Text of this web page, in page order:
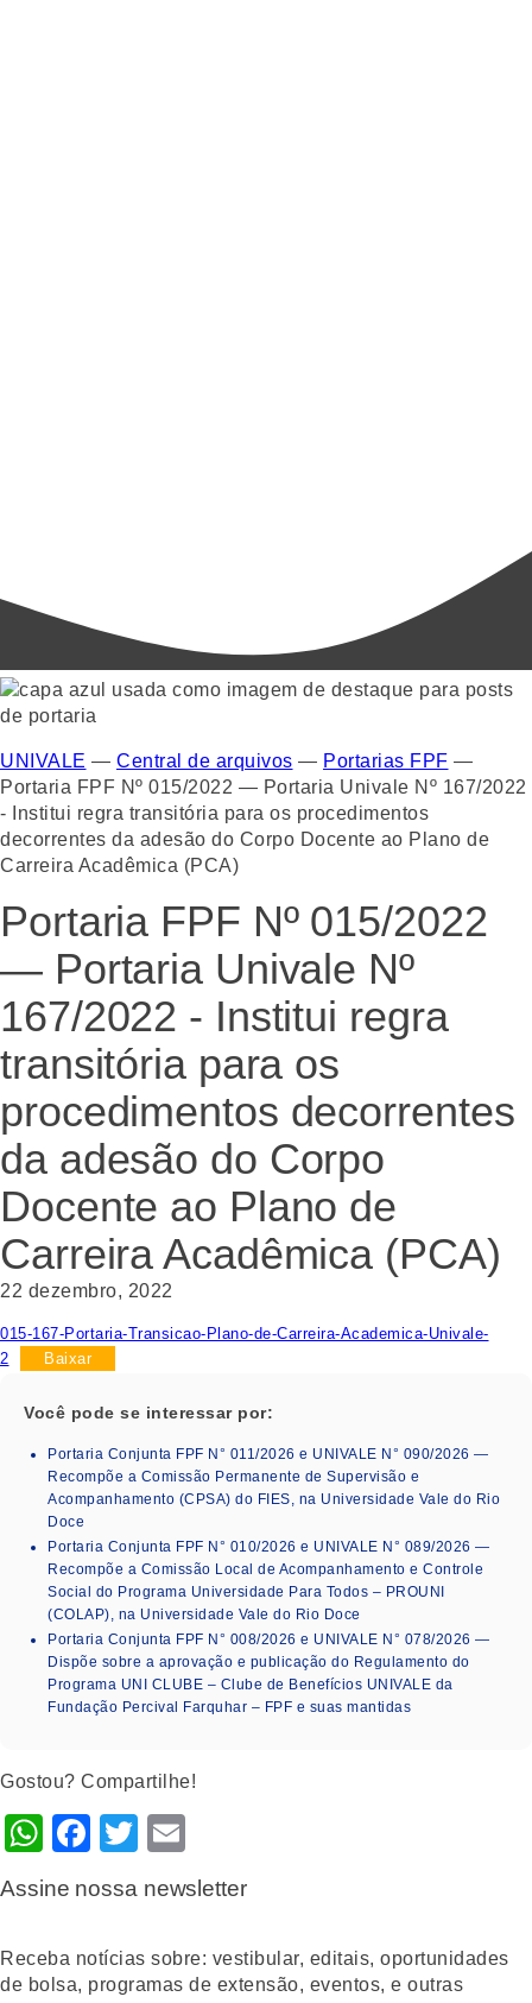
UNIVALE — Central de arquivos — Portarias FPF —
Portaria FPF Nº 015/2022 — Portaria Univale Nº 167/2022
- Institui regra transitória para os procedimentos
decorrentes da adesão do Corpo Docente ao Plano de
Carreira Acadêmica (PCA)
Portaria FPF Nº 015/2022
— Portaria Univale Nº
167/2022 - Institui regra
transitória para os
procedimentos decorrentes
da adesão do Corpo
Docente ao Plano de
Carreira Acadêmica (PCA)
22 dezembro, 2022
015-167-Portaria-Transicao-Plano-de-Carreira-Academica-Univale-
2
Baixar
Você pode se interessar por:
Portaria Conjunta FPF N° 011/2026 e UNIVALE N° 090/2026 —
Recompõe a Comissão Permanente de Supervisão e
Acompanhamento (CPSA) do FIES, na Universidade Vale do Rio
Doce
Portaria Conjunta FPF N° 010/2026 e UNIVALE N° 089/2026 —
Recompõe a Comissão Local de Acompanhamento e Controle
Social do Programa Universidade Para Todos – PROUNI
(COLAP), na Universidade Vale do Rio Doce
Portaria Conjunta FPF N° 008/2026 e UNIVALE N° 078/2026 —
Dispõe sobre a aprovação e publicação do Regulamento do
Programa UNI CLUBE – Clube de Benefícios UNIVALE da
Fundação Percival Farquhar – FPF e suas mantidas
Gostou? Compartilhe!
WhatsApp
Facebook
Twitter
Assine nossa newsletter
Receba notícias sobre: vestibular, editais, oportunidades
de bolsa, programas de extensão, eventos, e outras